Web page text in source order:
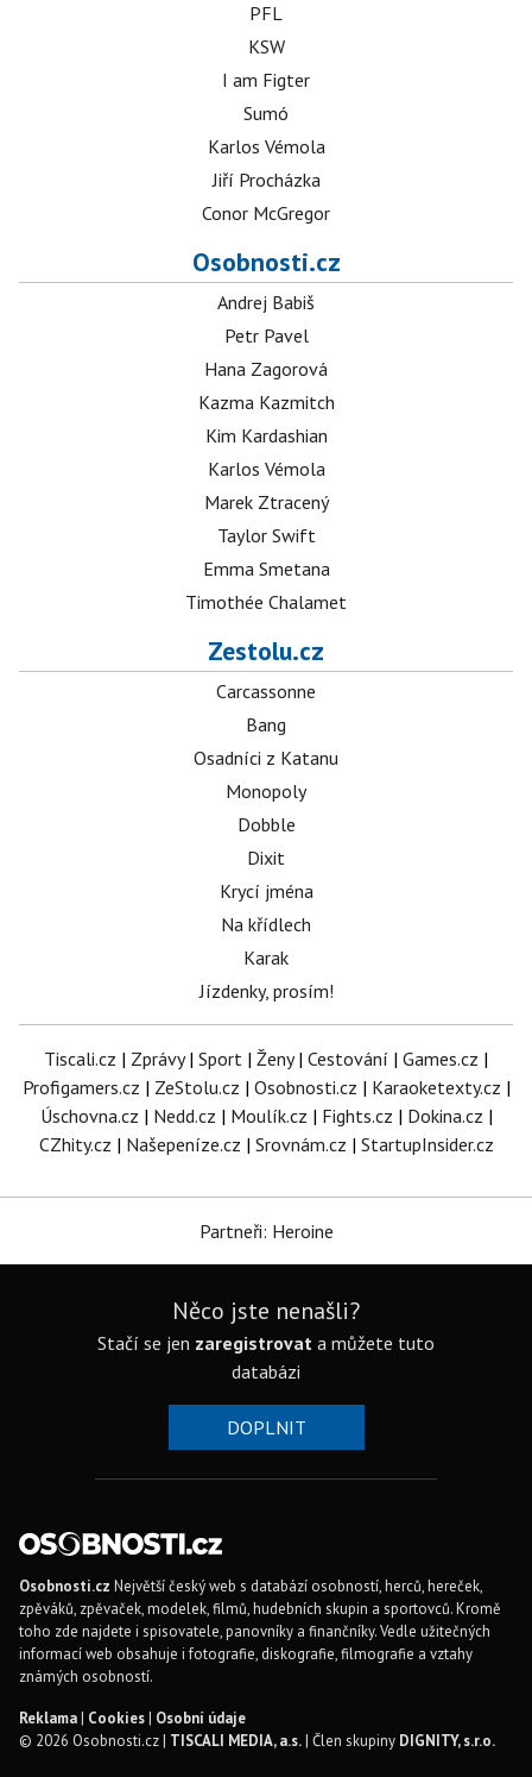
PFL
KSW
I am Figter
Sumó
Karlos Vémola
Jiří Procházka
Conor McGregor
Osobnosti.cz
Andrej Babiš
Petr Pavel
Hana Zagorová
Kazma Kazmitch
Kim Kardashian
Karlos Vémola
Marek Ztracený
Taylor Swift
Emma Smetana
Timothée Chalamet
Zestolu.cz
Carcassonne
Bang
Osadníci z Katanu
Monopoly
Dobble
Dixit
Krycí jména
Na křídlech
Karak
Jízdenky, prosím!
Tiscali.cz | Zprávy| Sport | Ženy| Cestování | Games.cz |
Profigamers.cz | ZeStolu.cz | Osobnosti.cz | Karaoketexty.cz |
Úschovna.cz | Nedd.cz | Moulík.cz | Fights.cz | Dokina.cz |
CZhity.cz | Našepeníze.cz | Srovnám.cz | StartupInsider.cz
Partneři: Heroine
Něco jste nenašli?
Stačí se jen zaregistrovat a můžete tuto
databázi
DOPLNIT
Osobnosti.cz Největší český web s databází osobností, herců, hereček,
zpěváků, zpěvaček, modelek, filmů, hudebních skupin a sportovců. Kromě
toho zde najdete i spisovatele, panovníky a finančníky. Vedle užitečných
informací web obsahuje i fotografie, diskografie, filmografie a vztahy
známých osobností.
Reklama| Cookies| Osobní údaje
© 2026 Osobnosti.cz | TISCALI MEDIA, a.s.| Člen skupiny DIGNITY, s.r.o.